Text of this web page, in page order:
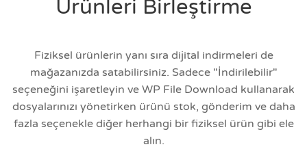
Ürünleri Birleştirme
Fiziksel ürünlerin yanı sıra dijital indirmeleri de
mağazanızda satabilirsiniz. Sadece "İndirilebilir"
seçeneğini işaretleyin ve WP File Download kullanarak
dosyalarınızı yönetirken ürünü stok, gönderim ve daha
fazla seçenekle diğer herhangi bir fiziksel ürün gibi ele
alın.